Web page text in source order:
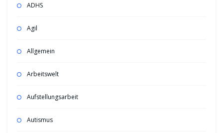
ADHS
Agil
Allgemein
Arbeitswelt
Aufstellungsarbeit
Autismus